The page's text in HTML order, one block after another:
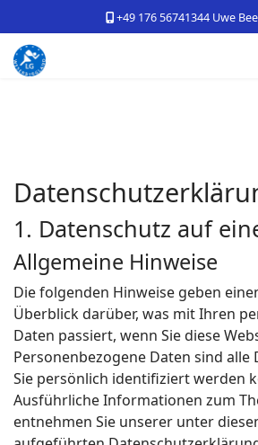
+49 176 56741344 Uwe
1. Datenschutz auf
Allgemeine Hinweise
Die folgenden Hinweise geben
Überblick darüber, was mit Ihren
Daten passiert, wenn Sie diese
Personenbezogene Daten sind alle
Sie persönlich identifiziert werden
Ausführliche Informationen zum
entnehmen Sie unserer unter